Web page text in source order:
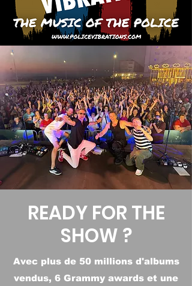
READY FOR THE
SHOW ?
Avec plus de 50 millions d'albums
vendus, 6 Grammy awards et une